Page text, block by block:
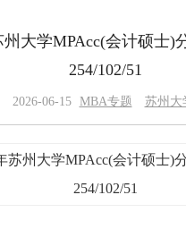
州大学MPAcc(会计硕士)
254/102/51
2026-06-15 MBA专题 苏州大